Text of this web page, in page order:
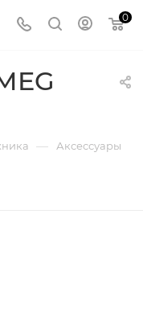
0
— Аксессуары